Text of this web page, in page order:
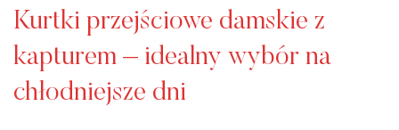
Kurtki przejściowe damskie z
kapturem – idealny wybór na
chłodniejsze dni